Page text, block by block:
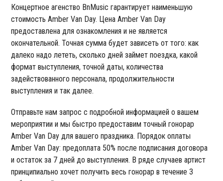
Концертное агенство BnMusic гарантирует наименьшую
стоимость Amber Van Day. Цена Amber Van Day
предоставлена для ознакомления и не является
окончательной. Точная сумма будет зависеть от того: как
далеко надо лететь, сколько дней займет поездка, какой
формат выступления, точной даты, количества
задействованного персонала, продолжительности
выступления и так далее.
Отправьте нам запрос с подробной информацией о вашем
мероприятии и мы быстро предоставим точный гонорар
Amber Van Day для вашего праздника. Порядок оплаты
Amber Van Day: предоплата 50% после подписания договора
и остаток за 7 дней до выступления. В ряде случаев артист
принципиально хочет получить весь гонорар в течение 3